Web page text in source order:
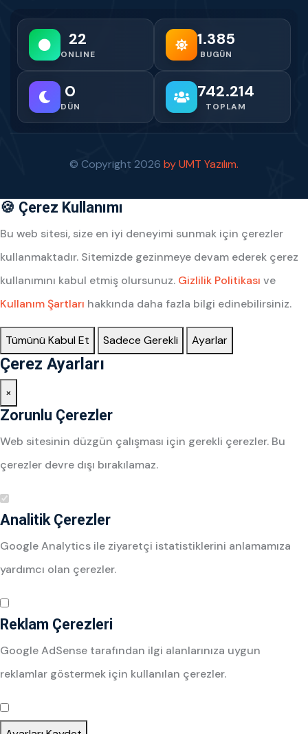
22
ONLINE
1.385
BUGÜN
0
DÜN
742.214
TOPLAM
© Copyright 2026 by UMT Yazılım.
🍪 Çerez Kullanımı
Bu web sitesi, size en iyi deneyimi sunmak için çerezler
kullanmaktadır. Sitemizde gezinmeye devam ederek çerez
kullanımını kabul etmiş olursunuz. Gizlilik Politikası ve
Kullanım Şartları hakkında daha fazla bilgi edinebilirsiniz.
Tümünü Kabul Et Sadece Gerekli Ayarlar
Çerez Ayarları
×
Zorunlu Çerezler
Web sitesinin düzgün çalışması için gerekli çerezler. Bu
çerezler devre dışı bırakılamaz.
Analitik Çerezler
Google Analytics ile ziyaretçi istatistiklerini anlamamıza
yardımcı olan çerezler.
Reklam Çerezleri
Google AdSense tarafından ilgi alanlarınıza uygun
reklamlar göstermek için kullanılan çerezler.